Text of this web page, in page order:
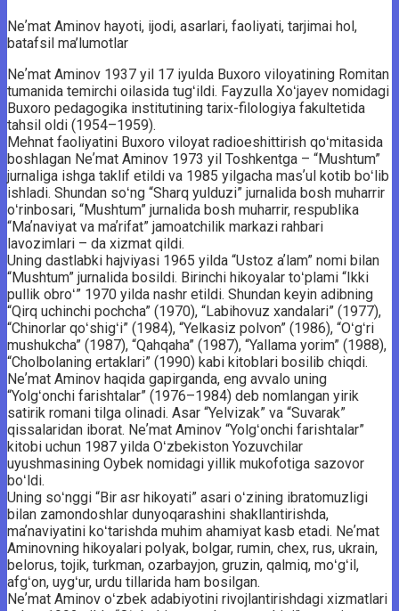
Neʼmat Aminov hayoti, ijodi, asarlari, faoliyati, tarjimai hol,
batafsil ma’lumotlar
Neʼmat Aminov 1937 yil 17 iyulda Buxoro viloyatining Romitan
tumanida temirchi oilasida tugʻildi. Fayzulla Xoʻjayev nomidagi
Buxoro pedagogika institutining tarix-filologiya fakultetida
tahsil oldi (1954–1959).
Mehnat faoliyatini Buxoro viloyat radioeshittirish qoʻmitasida
boshlagan Neʼmat Aminov 1973 yil Toshkentga – “Mushtum”
jurnaliga ishga taklif etildi va 1985 yilgacha masʼul kotib boʻlib
ishladi. Shundan soʻng “Sharq yulduzi” jurnalida bosh muharrir
oʻrinbosari, “Mushtum” jurnalida bosh muharrir, respublika
“Maʼnaviyat va maʼrifat” jamoatchilik markazi rahbari
lavozimlari – da xizmat qildi.
Uning dastlabki hajviyasi 1965 yilda “Ustoz aʼlam” nomi bilan
“Mushtum” jurnalida bosildi. Birinchi hikoyalar toʻplami “Ikki
pullik obroʻ” 1970 yilda nashr etildi. Shundan keyin adibning
“Qirq uchinchi pochcha” (1970), “Labihovuz xandalari” (1977),
“Chinorlar qoʻshigʻi” (1984), “Yelkasiz polvon” (1986), “Oʻgʻri
mushukcha” (1987), “Qahqaha” (1987), “Yallama yorim” (1988),
“Cholbolaning ertaklari” (1990) kabi kitoblari bosilib chiqdi.
Neʼmat Aminov haqida gapirganda, eng avvalo uning
“Yolgʻonchi farishtalar” (1976–1984) deb nomlangan yirik
satirik romani tilga olinadi. Asar “Yelvizak” va “Suvarak”
qissalaridan iborat. Neʼmat Aminov “Yolgʻonchi farishtalar”
kitobi uchun 1987 yilda Oʻzbekiston Yozuvchilar
uyushmasining Oybek nomidagi yillik mukofotiga sazovor
boʻldi.
Uning soʻnggi “Bir asr hikoyati” asari oʻzining ibratomuzligi
bilan zamondoshlar dunyoqarashini shakllantirishda,
maʼnaviyatini koʻtarishda muhim ahamiyat kasb etadi. Neʼmat
Aminovning hikoyalari polyak, bolgar, rumin, chex, rus, ukrain,
belorus, tojik, turkman, ozarbayjon, gruzin, qalmiq, moʻgʻil,
afgʻon, uygʻur, urdu tillarida ham bosilgan.
Neʼmat Aminov oʻzbek adabiyotini rivojlantirishdagi xizmatlari